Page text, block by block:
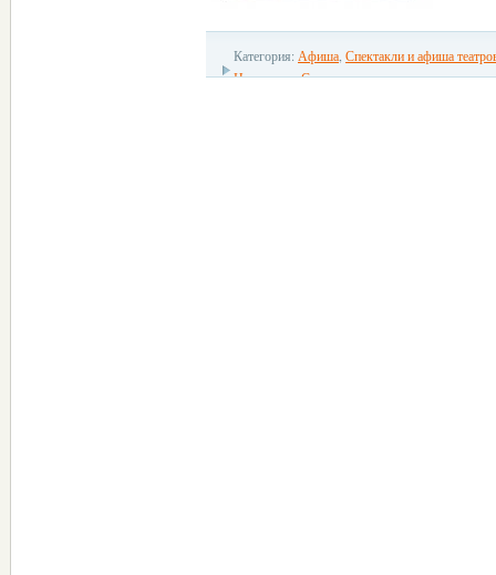
Категория: Афиша, Спектакли и афиша
Новгорода,С детьми